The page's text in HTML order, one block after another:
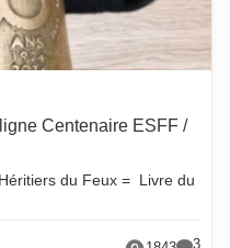
Centenaire ESFF /
du Feux = Livre du
3